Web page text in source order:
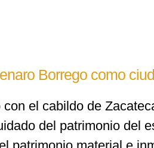
Borrego como
el cabildo de
del patrimonio del